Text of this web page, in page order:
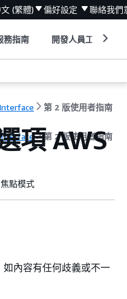
(繁體) 偏好設定 聯絡我們
務指南 開發人員工具
第 2 版使用者指南
第 2 版使用者指南
項 AWS
焦點模式
內容有任何歧義或不一